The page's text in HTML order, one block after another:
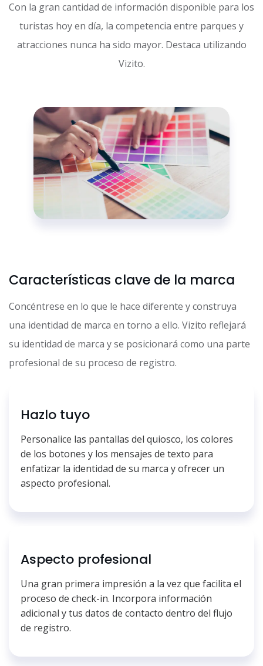
Con la gran cantidad de información disponible para los
turistas hoy en día, la competencia entre parques y
atracciones nunca ha sido mayor. Destaca utilizando
Vizito.
Características clave de la marca
Concéntrese en lo que le hace diferente y construya
una identidad de marca en torno a ello. Vizito reflejará
su identidad de marca y se posicionará como una parte
profesional de su proceso de registro.
Hazlo tuyo
Personalice las pantallas del quiosco, los colores
de los botones y los mensajes de texto para
enfatizar la identidad de su marca y ofrecer un
aspecto profesional.
Aspecto profesional
Una gran primera impresión a la vez que facilita el
proceso de check-in. Incorpora información
adicional y tus datos de contacto dentro del flujo
de registro.